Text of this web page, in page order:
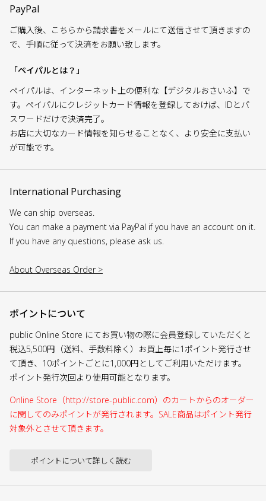
PayPal
ご購入後、こちらから請求書をメールにて送信させて頂きますの
で、手順に従って決済をお願い致します。
「ペイパルとは？」
ペイパルは、インターネット上の便利な【デジタルおさいふ】で
す。ペイパルにクレジットカード情報を登録しておけば、IDとパ
スワードだけで決済完了。
お店に大切なカード情報を知らせることなく、より安全に支払い
が可能です。
International Purchasing
We can ship overseas.
You can make a payment via PayPal if you have an account on it.
If you have any questions, please ask us.
About Overseas Order >
ポイントについて
public Online Store にてお買い物の際に会員登録していただくと
税込5,500円（送料、手数料除く）お買上毎に1ポイント発行させ
て頂き、10ポイントごとに1,000円としてご利用いただけます。
ポイント発行次回より使用可能となります。
Online Store（http://store-public.com）のカートからのオーダー
に関してのみポイントが発行されます。SALE商品はポイント発行
対象外とさせて頂きます。
ポイントについて詳しく読む